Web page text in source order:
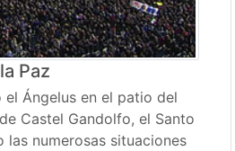
Paz
Ángelus en el patio del
Castel Gandolfo, el Santo
las numerosas situaciones